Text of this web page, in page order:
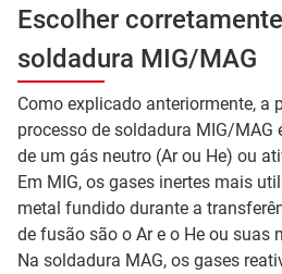
Escolher
soldadura MIG/MAG
Como explicado anteriormente, a
processo de soldadura MIG/MAG
de um gás neutro (Ar ou He) ou
Em MIG, os gases inertes mais
metal fundido durante a
de fusão são o Ar e o He ou suas
Na soldadura MAG, os gases